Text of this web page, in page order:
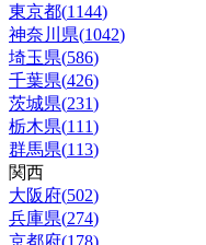
東京都(1144)
神奈川県(1042)
埼玉県(586)
千葉県(426)
茨城県(231)
栃木県(111)
群馬県(113)
関西
大阪府(502)
兵庫県(274)
京都府(178)